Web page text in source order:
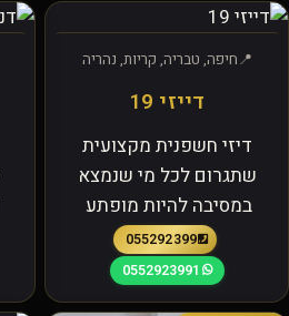
חיפה, טבריה, קריות, נהריה
דייזי 19
דיזי חשפנית מקצועית
שתגרום לכל מי שנמצא
במסיבה להיות מופתע
0552923991
0552923991